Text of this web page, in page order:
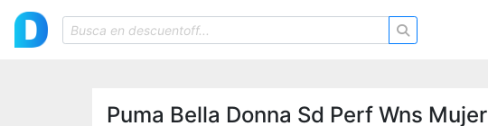
Puma Bella Donna Sd Perf Wns Mujer